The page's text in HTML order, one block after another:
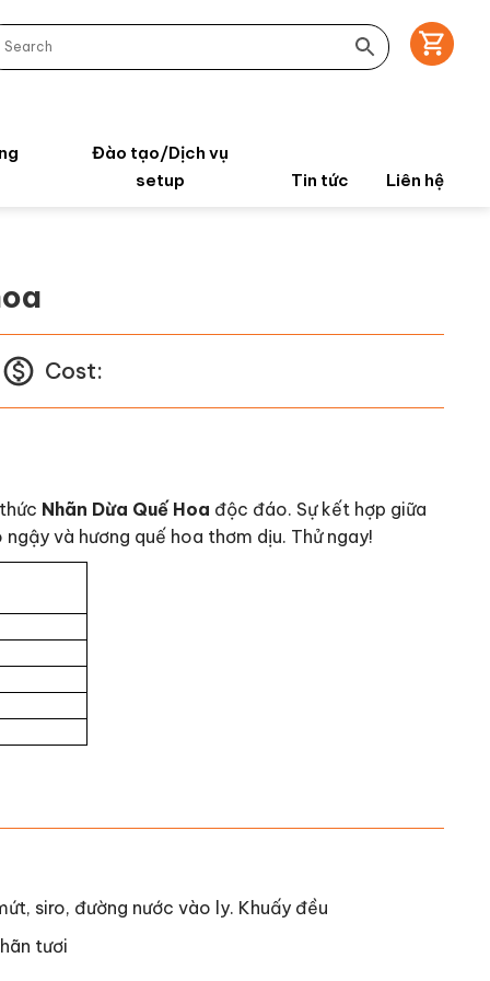
Đào tạo/Dịch vụ
setup
Tin tức Liên hệ
Cost:
Nhãn Dừa Quế Hoa độc đáo. Sự kết hợp giữa
và hương quế hoa thơm dịu. Thử ngay!
siro, đường nước vào ly. Khuấy đều
tươi